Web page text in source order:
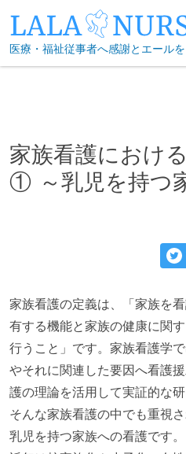
to
content
医療・福祉従事者へ感謝とエールを
家族看護におけ
① ～乳児を持つ
家族看護の定義は、「家族を
有する機能と家族の健康に関
行うこと」です。家族看護学
やそれに関連した要因へ看護
護の理論を活用して実証的な研
そんな家族看護の中でも重視
乳児を持つ家族への看護です。